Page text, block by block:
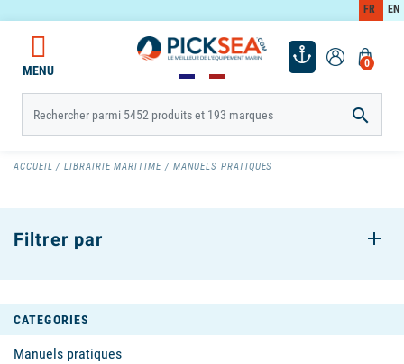
FR EN
0
MENU

ACCUEIL LIBRAIRIE MARITIME MANUELS PRATIQUES
CATEGORIES
Manuels pratiques
Filtrer par